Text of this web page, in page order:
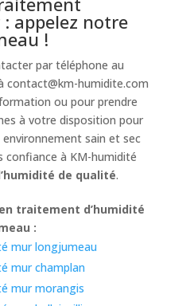
appelez notre
!
par téléphone au
contact@km-humidite.com
ou pour prendre
à votre disposition pour
sain et sec
confiance à KM-humidité
de qualité.
traitement d’humidité
:
mur longjumeau
mur champlan
mur morangis